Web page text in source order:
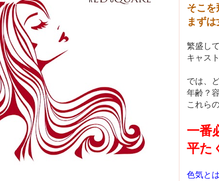
そこを
まず
繁盛し
キャス
では、
年齢？
これら
一番
平た
色気と